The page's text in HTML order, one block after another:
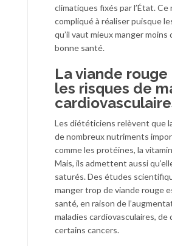
climatiques fixés par l’État.
compliqué à réaliser puisque
qu’il vaut mieux manger
bonne santé.
La viande
les risques de
Les diététiciens relèvent que
de nombreux nutriments
comme les protéines, la
Mais, ils admettent aussi
saturés. Des études
manger trop de viande rouge
santé, en raison de
maladies cardiovasculaires,
certains cancers.